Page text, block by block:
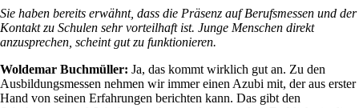
Sie haben bereits erwähnt, dass die Präsenz auf Berufsmessen und der
Kontakt zu Schulen sehr vorteilhaft ist. Junge Menschen direkt
anzusprechen, scheint gut zu funktionieren.
Woldemar Buchmüller: Ja, das kommt wirklich gut an. Zu den
Ausbildungsmessen nehmen wir immer einen Azubi mit, der aus erster
Hand von seinen Erfahrungen berichten kann. Das gibt den